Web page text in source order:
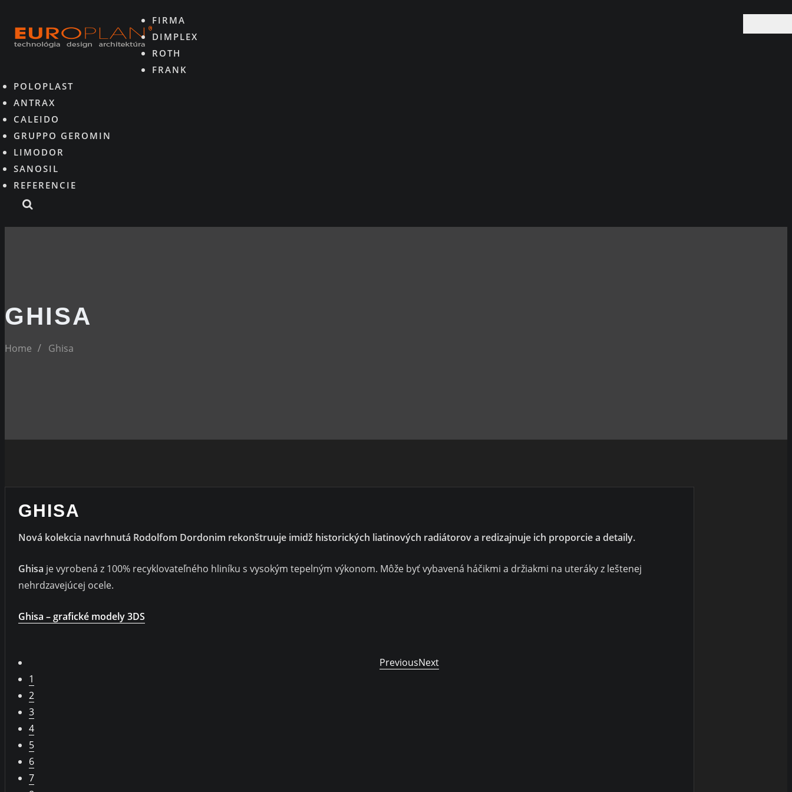
FIRMA
DIMPLEX
ROTH
FRANK
POLOPLAST
ANTRAX
CALEIDO
GRUPPO GEROMIN
LIMODOR
SANOSIL
REFERENCIE
GHISA
Home Ghisa
GHISA
Nová kolekcia navrhnutá Rodolfom Dordonim rekonštruuje imidž historických liatinových radiátorov a redizajnuje ich proporcie a detaily.
Ghisa je vyrobená z 100% recyklovateľného hliníku s vysokým tepelným výkonom. Môže byť vybavená háčikmi a držiakmi na uteráky z leštenej
nehrdzavejúcej ocele.
Ghisa – grafické modely 3DS
PreviousNext
1
2
3
4
5
6
7